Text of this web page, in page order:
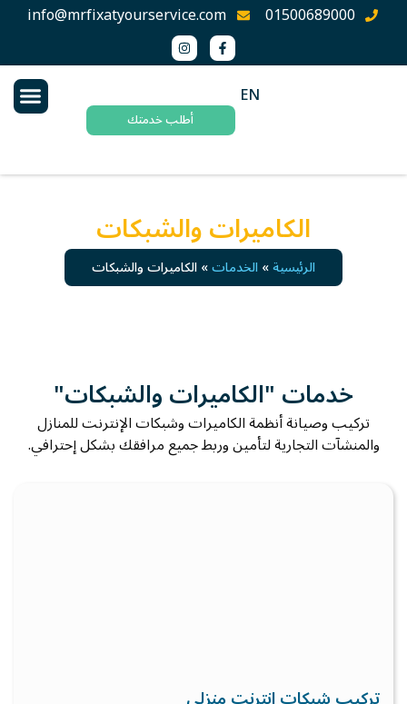
01500689000
info@mrfixatyourservice.com
EN
أطلب خدمتك
الكاميرات والشبكات
الرئيسية» الخدمات»الكاميرات والشبكات
خدمات "الكاميرات والشبكات"
تركيب وصيانة أنظمة الكاميرات وشبكات الإنترنت للمنازل
والمنشآت التجارية لتأمين وربط جميع مرافقك بشكل إحترافي.